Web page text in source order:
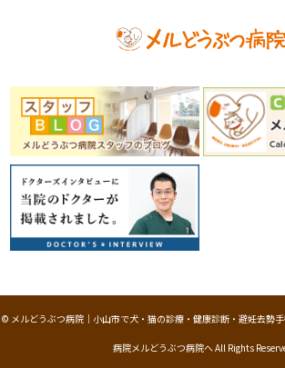
© メルどうぶつ病院｜小山市で犬・猫の診療・健康診断・避妊去勢
病院メルどうぶつ病院へAll Rights